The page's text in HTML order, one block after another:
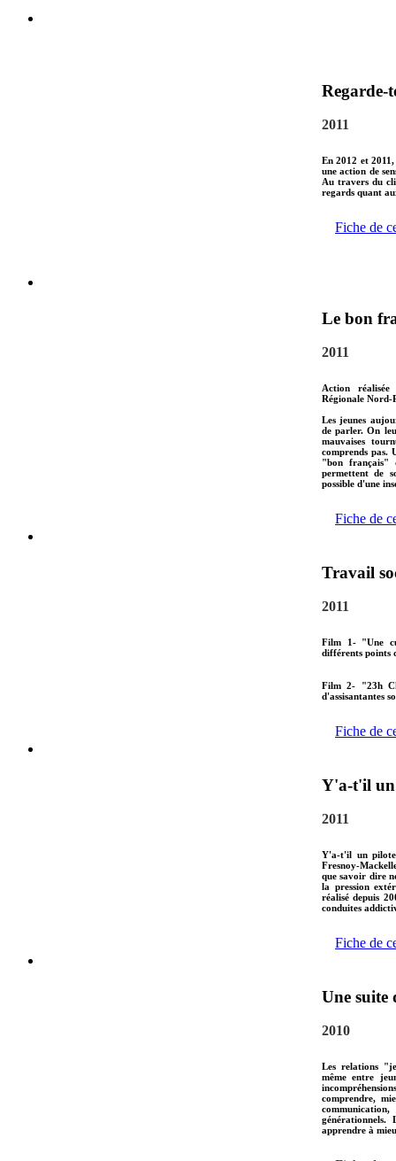
Regarde-
2011
En 2012 et
une action de
Au travers du
regards quant
Fiche de
Le bon
2011
Action
Régionale Nord-
Les jeunes
de parler. On
mauvaises
comprends pas.
"bon français"
permettent de
possible d'une
Fiche de
Travail
2011
Film 1- "Une
différents points
Film 2- "23h
d'assisantantes
Fiche de
Y'a-t'il un
2011
Y'a-t'il un
Fresnoy-
que savoir dire
la pression
réalisé depuis
conduites
Fiche de
Une suite
2010
Les relations
même entre
comprendre,
apprendre à